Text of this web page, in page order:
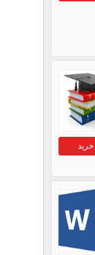
خرید